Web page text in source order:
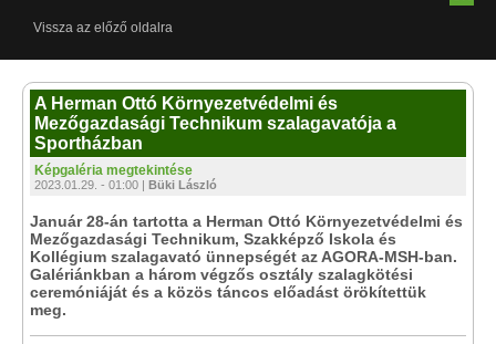
Vissza az előző oldalra
A Herman Ottó Környezetvédelmi és
Mezőgazdasági Technikum szalagavatója a
Sportházban
Képgaléria megtekintése
2023.01.29. - 01:00 | Büki László
Január 28-án tartotta a Herman Ottó Környezetvédelmi és
Mezőgazdasági Technikum, Szakképző Iskola és
Kollégium szalagavató ünnepségét az AGORA-MSH-ban.
Galériánkban a három végzős osztály szalagkötési
ceremóniáját és a közös táncos előadást örökítettük
meg.